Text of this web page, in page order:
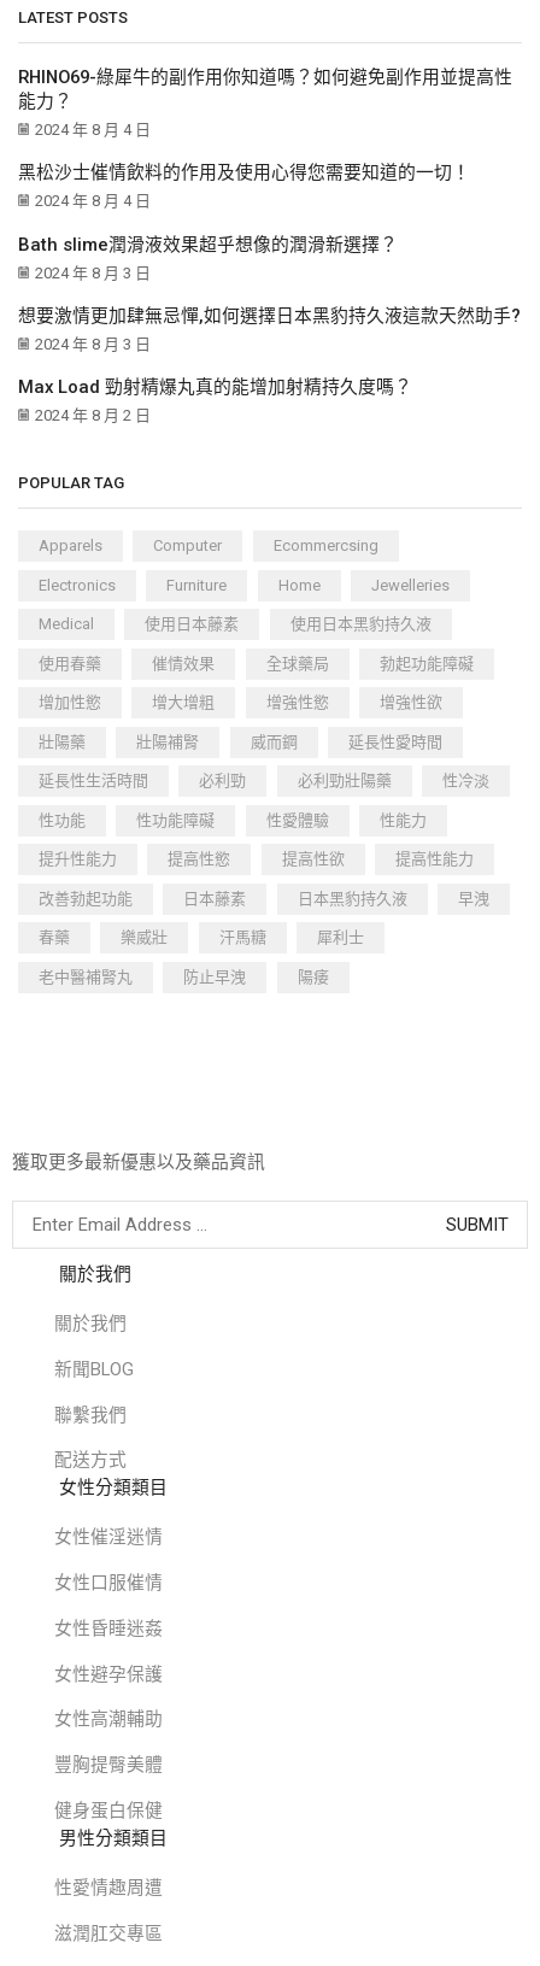
LATEST POSTS
RHINO69-綠犀牛的副作用你知道嗎？如何避免副作用並提高性
能力？
2024 年 8 月 4 日
黑松沙士催情飲料的作用及使用心得您需要知道的一切！
2024 年 8 月 4 日
Bath slime潤滑液效果超乎想像的潤滑新選擇？
2024 年 8 月 3 日
想要激情更加肆無忌憚,如何選擇日本黑豹持久液這款天然助手?
2024 年 8 月 3 日
Max Load 勁射精爆丸真的能增加射精持久度嗎？
2024 年 8 月 2 日
POPULAR TAG
Apparels Computer Ecommercsing
Electronics Furniture Home Jewelleries
Medical 使用日本藤素 使用日本黑豹持久液
使用春藥 催情效果 全球藥局 勃起功能障礙
增加性慾 增大增粗 增強性慾 增強性欲
壯陽藥 壯陽補腎 威而鋼 延長性愛時間
延長性生活時間 必利勁 必利勁壯陽藥 性冷淡
性功能 性功能障礙 性愛體驗 性能力
提升性能力 提高性慾 提高性欲 提高性能力
改善勃起功能 日本藤素 日本黑豹持久液 早洩
春藥 樂威壯 汗馬糖 犀利士
老中醫補腎丸 防止早洩 陽痿
獲取更多最新優惠以及藥品資訊
關於我們
關於我們
新聞BLOG
聯繫我們
配送方式
女性分類類目
女性催淫迷情
女性口服催情
女性昏睡迷姦
女性避孕保護
女性高潮輔助
豐胸提臀美體
健身蛋白保健
男性分類類目
性愛情趣周遭
滋潤肛交專區